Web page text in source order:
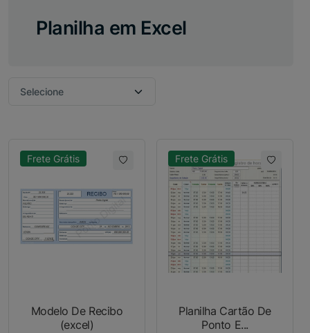
Planilha em Excel
Frete Grátis
Modelo De Recibo
(excel)
Frete Grátis
Planilha Cartão De
Ponto E...